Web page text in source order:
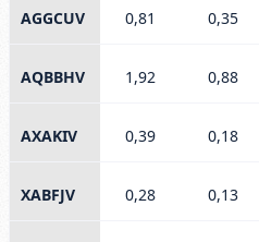
AGGCUV 0,81 0,35
AQBBHV 1,92 0,88
AXAKIV 0,39 0,18
XABFJV 0,28 0,13